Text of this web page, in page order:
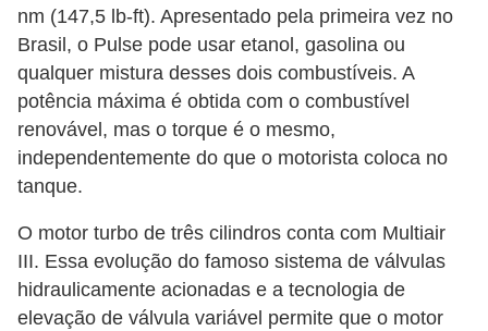
nm (147,5 lb-ft). Apresentado pela primeira vez no
Brasil, o Pulse pode usar etanol, gasolina ou
qualquer mistura desses dois combustíveis. A
potência máxima é obtida com o combustível
renovável, mas o torque é o mesmo,
independentemente do que o motorista coloca no
tanque.
O motor turbo de três cilindros conta com Multiair
III. Essa evolução do famoso sistema de válvulas
hidraulicamente acionadas e a tecnologia de
elevação de válvula variável permite que o motor
e
m
n
u
e
n
ç